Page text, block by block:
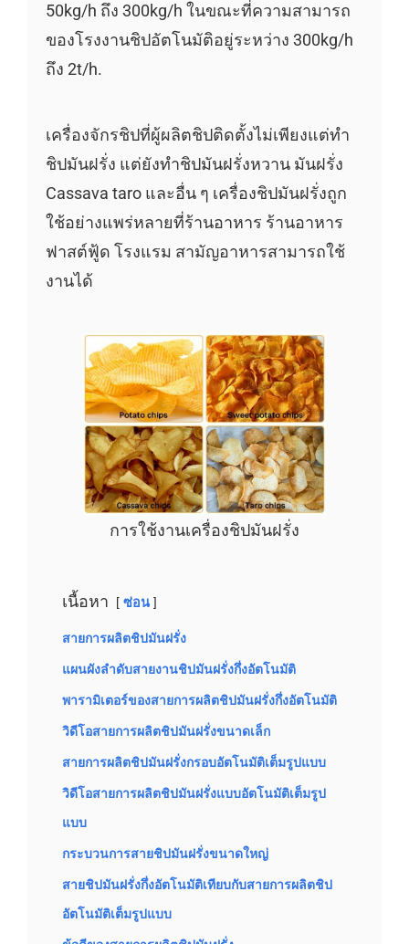
50kg/h ถึง 300kg/h ในขณะที่ความสามารถ
ของโรงงานชิปอัตโนมัติอยู่ระหว่าง 300kg/h
ถึง 2t/h.
เครื่องจักรชิปที่ผู้ผลิตชิปติดตั้งไม่เพียงแต่ทำ
ชิปมันฝรั่ง แต่ยังทำชิปมันฝรั่งหวาน มันฝรั่ง
Cassava taro และอื่น ๆ เครื่องชิปมันฝรั่งถูก
ใช้อย่างแพร่หลายที่ร้านอาหาร ร้านอาหาร
ฟาสต์ฟู้ด โรงแรม สามัญอาหารสามารถใช้
งานได้
การใช้งานเครื่องชิปมันฝรั่ง
เนื้อหา ซ่อน
สายการผลิตชิปมันฝรั่ง
แผนผังลำดับสายงานชิปมันฝรั่งกึ่งอัตโนมัติ
พารามิเตอร์ของสายการผลิตชิปมันฝรั่งกึ่งอัตโนมัติ
วิดีโอสายการผลิตชิปมันฝรั่งขนาดเล็ก
สายการผลิตชิปมันฝรั่งกรอบอัตโนมัติเต็มรูปแบบ
วิดีโอสายการผลิตชิปมันฝรั่งแบบอัตโนมัติเต็มรูป
แบบ
กระบวนการสายชิปมันฝรั่งขนาดใหญ่
สายชิปมันฝรั่งกึ่งอัตโนมัติเทียบกับสายการผลิตชิป
อัตโนมัติเต็มรูปแบบ